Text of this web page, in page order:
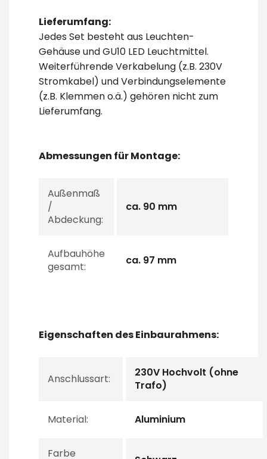
Lieferumfang:
Jedes Set besteht aus Leuchten-
Gehäuse und GU10 LED Leuchtmittel.
Weiterführende Verkabelung (z.B. 230V
Stromkabel) und Verbindungselemente
(z.B. Klemmen o.ä.) gehören nicht zum
Lieferumfang.
Abmessungen für Montage:
Außenmaß
/
Abdeckung:
ca. 90 mm
Aufbauhöhe
gesamt:
ca. 97 mm
Eigenschaften des Einbaurahmens:
Anschlussart:
230V Hochvolt (ohne
Trafo)
Material: Aluminium
Farbe